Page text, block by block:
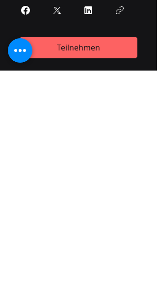
Teilnehmen